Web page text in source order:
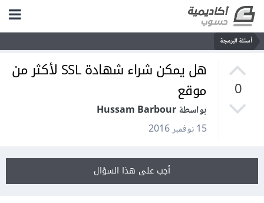
أسئلة البرمجة
0
هل يمكن شراء شهادة SSL لأكثر من
موقع
بواسطة Hussam Barbour
15 نوفمبر 2016
أجب على هذا السؤال